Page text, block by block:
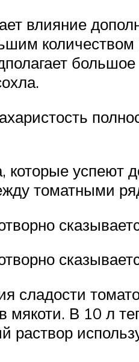
влияние
которые успеют
томатными
сладости
В 10 л